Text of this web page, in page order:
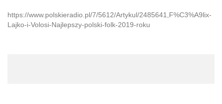
https://www.polskieradio.pl/7/5612/Artykul/2485641,F%C3%A9lix-
Lajko-i-Volosi-Najlepszy-polski-folk-2019-roku